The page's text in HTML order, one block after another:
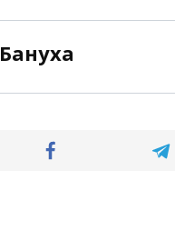
Бануха